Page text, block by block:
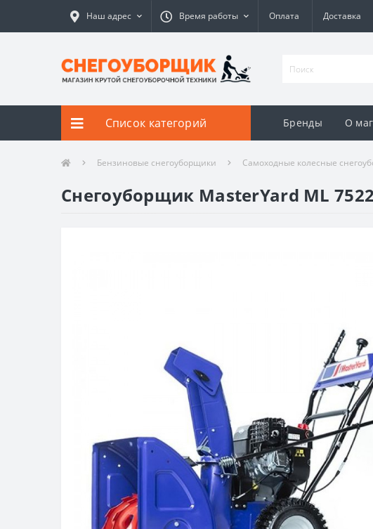
Наш адрес Время работы Оплата Доставка
Список категорий Бренды О
Бензиновые снегоуборщики Самоходные колесные
Снегоуборщик MasterYard ML